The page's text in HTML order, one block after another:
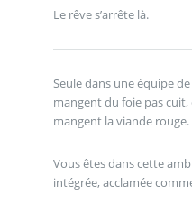
Le rêve s’arrête là.
Seule dans une équipe
mangent du foie pas
mangent la viande rouge.
Vous êtes dans cette
intégrée, acclamée